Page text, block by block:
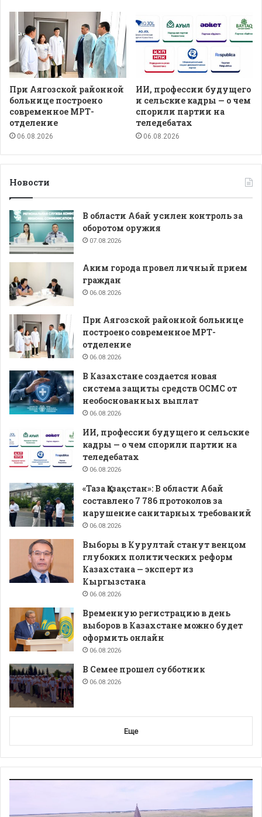
При Аягозской районной
больнице построено
современное МРТ-
отделение
06.08.2026
ИИ, профессии будущего
и сельские кадры — о чем
спорили партии на
теледебатах
06.08.2026
Новости
В области Абай усилен контроль за
оборотом оружия
07.08.2026
Аким города провел личный прием
граждан
06.08.2026
При Аягозской районной больнице
построено современное МРТ-
отделение
06.08.2026
В Казахстане создается новая
система защиты средств ОСМС от
необоснованных выплат
06.08.2026
ИИ, профессии будущего и сельские
кадры — о чем спорили партии на
теледебатах
06.08.2026
«Таза Қазақстан»: В области Абай
составлено 7 786 протоколов за
нарушение санитарных требований
06.08.2026
Выборы в Курултай станут венцом
глубоких политических реформ
Казахстана — эксперт из
Кыргызстана
06.08.2026
Временную регистрацию в день
выборов в Казахстане можно будет
оформить онлайн
06.08.2026
В Семее прошел субботник
06.08.2026
Еще